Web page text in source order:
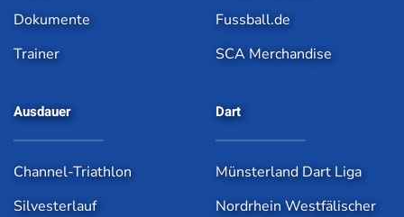
Dokumente
Trainer
Fussball.de
SCA Merchandise
Ausdauer
Channel-Triathlon
Silvesterlauf
Dart
Münsterland Dart Liga
Nordrhein Westfälischer